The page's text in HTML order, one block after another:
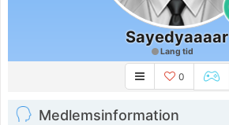
Sayedyaaaar
Lang tid
0
Medlemsinformation